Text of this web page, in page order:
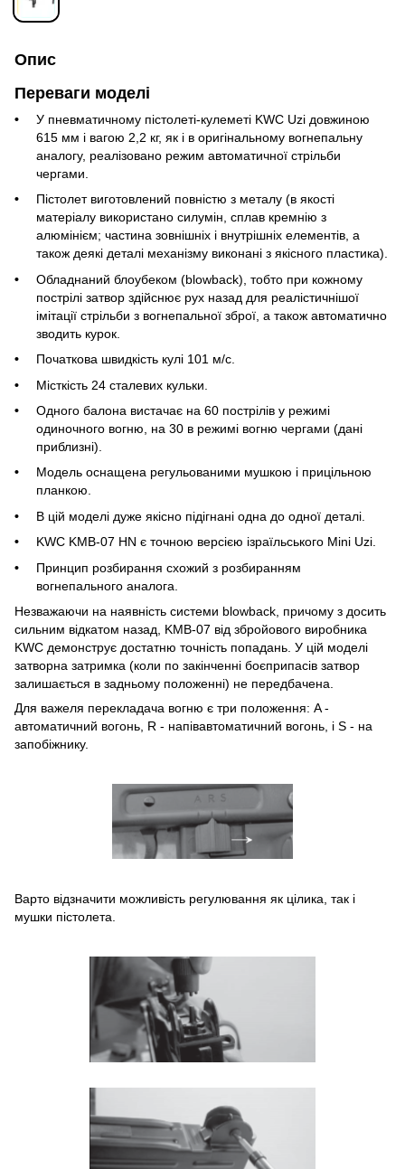
Опис
Переваги моделі
У пневматичному пістолеті-кулеметі KWC Uzi довжиною
615 мм і вагою 2,2 кг, як і в оригінальному вогнепальну
аналогу, реалізовано режим автоматичної стрільби
чергами.
Пістолет виготовлений повністю з металу (в якості
матеріалу використано силумін, сплав кремнію з
алюмінієм; частина зовнішніх і внутрішніх елементів, а
також деякі деталі механізму виконані з якісного пластика).
Обладнаний блоубеком (blowback), тобто при кожному
пострілі затвор здійснює рух назад для реалістичнішої
імітації стрільби з вогнепальної зброї, а також автоматично
зводить курок.
Початкова швидкість кулі 101 м/с.
Місткість 24 сталевих кульки.
Одного балона вистачає на 60 пострілів у режимі
одиночного вогню, на 30 в режимі вогню чергами (дані
приблизні).
Модель оснащена регульованими мушкою і прицільною
планкою.
В цій моделі дуже якісно підігнані одна до одної деталі.
KWC KMB-07 HN є точною версією ізраїльського Mini Uzi.
Принцип розбирання схожий з розбиранням
вогнепального аналога.
Незважаючи на наявність системи blowback, причому з досить
сильним відкатом назад, KMB-07 від збройового виробника
KWC демонструє достатню точність попадань. У цій моделі
затворна затримка (коли по закінченні боєприпасів затвор
залишається в задньому положенні) не передбачена.
Для важеля перекладача вогню є три положення: A -
автоматичний вогонь, R - напівавтоматичний вогонь, і S - на
запобіжнику.
Варто відзначити можливість регулювання як цілика, так і
мушки пістолета.